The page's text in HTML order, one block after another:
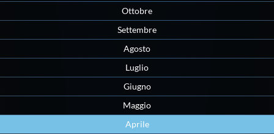
Ottobre
Settembre
Agosto
Luglio
Giugno
Maggio
Aprile